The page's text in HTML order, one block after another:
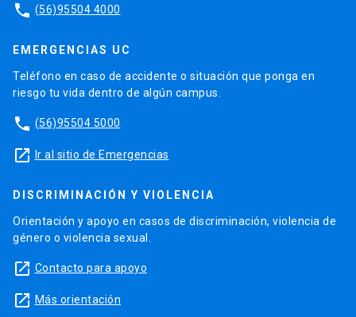
phone (56)95504 4000
EMERGENCIAS UC
Teléfono en caso de accidente o situación que ponga en
riesgo tu vida dentro de algún campus.
phone (56)95504 5000
launch Ir al sitio de Emergencias
DISCRIMINACIÓN Y VIOLENCIA
Orientación y apoyo en casos de discriminación, violencia de
género o violencia sexual.
launch Contacto para apoyo
launch Más orientación